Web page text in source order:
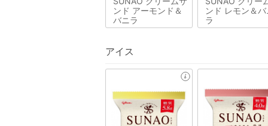
ンド アーモンド＆
バニラ
ンド レモン＆バ
ラ
アイス